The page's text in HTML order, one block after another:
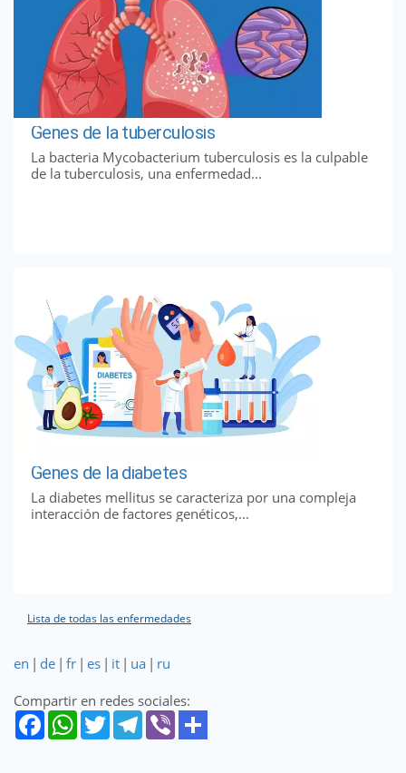
Genes de la tuberculosis
La bacteria Mycobacterium tuberculosis es la culpable
de la tuberculosis, una enfermedad...
Genes de la diabetes
La diabetes mellitus se caracteriza por una compleja
interacción de factores genéticos,...
Lista de todas las enfermedades
en | de | fr | es | it | ua | ru
Compartir en redes sociales: